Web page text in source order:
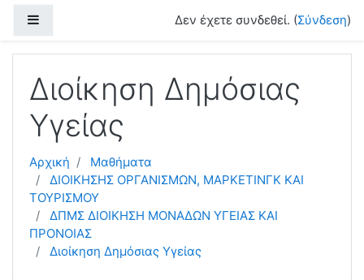
Δεν έχετε συνδεθεί. (Σύνδεση)
Διοίκηση Δημόσιας
Υγείας
Αρχική
Μαθήματα
ΔΙΟΙΚΗΣΗΣ ΟΡΓΑΝΙΣΜΩΝ, ΜΑΡΚΕΤΙΝΓΚ ΚΑΙ
ΤΟΥΡΙΣΜΟΥ
ΔΠΜΣ ΔΙΟΙΚΗΣΗ ΜΟΝΑΔΩΝ ΥΓΕΙΑΣ ΚΑΙ
ΠΡΟΝΟΙΑΣ
Διοίκηση Δημόσιας Υγείας